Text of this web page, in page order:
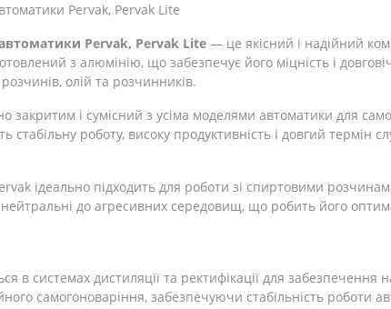
Pervak, Pervak ​​Lite
Pervak, Pervak ​​Lite — це якісний і надійний
з алюмінію, що забезпечує його міцність і
олій та розчинників.
закритим і сумісний з усіма моделями автоматики для
стабільну роботу, високу продуктивність і довгий термін
ідеально підходить для роботи зі спиртовими
нейтральні до агресивних середовищ, що робить його
в системах дистиляції та ректифікації для забезпечення
самогоноваріння, забезпечуючи стабільність роботи